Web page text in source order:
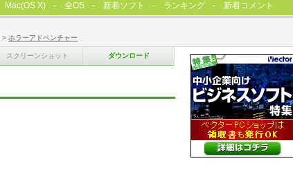
> ホラーアドベンチャー
スクリーンショット ダウンロード
Mac(OS X) 全OS 新着ソフト ランキング 新着コメント